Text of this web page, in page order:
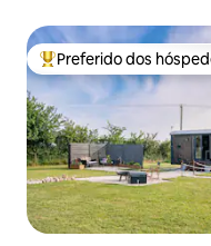
Entre os melhores
Preferido dos